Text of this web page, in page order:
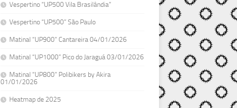
Vespertino “UP500 Vila Brasilândia”
Vespertino “UP500” São Paulo
Matinal “UP900” Cantareira 04/01/2026
Matinal “UP1000” Pico do Jaraguá 03/01/2026
Matinal “UP800” Polibikers by Akira
01/01/2026
Heatmap de 2025